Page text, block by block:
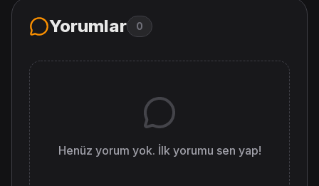
Yorumlar 0
Henüz yorum yok. İlk yorumu sen yap!